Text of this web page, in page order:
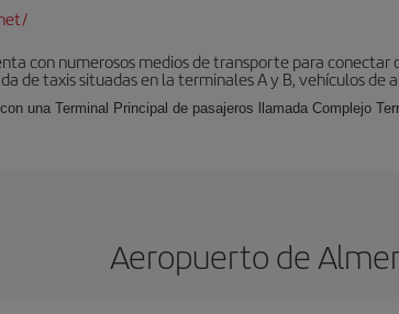
con numerosos medios de transporte para
de taxis situadas en la terminales A y B, vehículos de
una Terminal Principal de pasajeros llamada Complejo
Aeropuerto de